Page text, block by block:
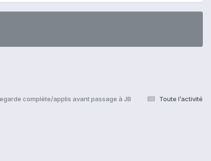
Toute l’activité
complète/applis avant passage à JB